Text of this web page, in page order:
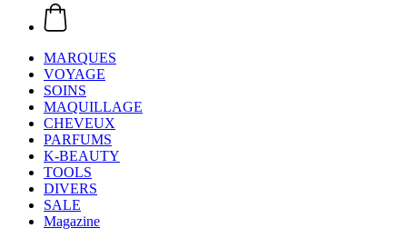
MARQUES
VOYAGE
SOINS
MAQUILLAGE
CHEVEUX
PARFUMS
K-BEAUTY
TOOLS
DIVERS
SALE
Magazine